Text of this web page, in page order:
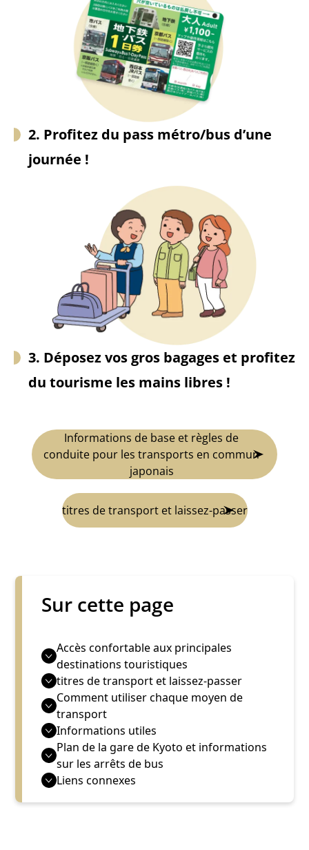
2. Profitez du pass métro/bus d’une
journée !
3. Déposez vos gros bagages et profitez
du tourisme les mains libres !
Informations de base et règles de
conduite pour les transports en commun
japonais
titres de transport et laissez-passer
Sur cette page
Accès confortable aux principales
destinations touristiques
titres de transport et laissez-passer
Comment utiliser chaque moyen de
transport
Informations utiles
Plan de la gare de Kyoto et informations
sur les arrêts de bus
Liens connexes